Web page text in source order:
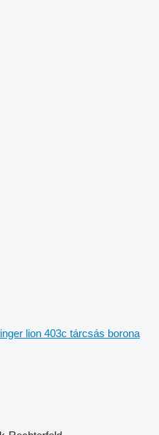
lion 403c tárcsás borona